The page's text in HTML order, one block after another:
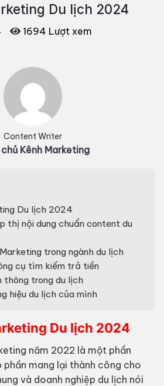
Du lịch 2024
1694 Lượt xem
Content Writer
Kênh Marketing
Du lịch 2024
thị nội dung chuẩn content du
trong ngành du lịch
cụ tìm kiếm trả tiền
thông trong du lịch
hiệu du lịch của mình
Du lịch 2024
năm 2022 là một phần
mang lại thành công cho
và doanh nghiệp du lịch nói